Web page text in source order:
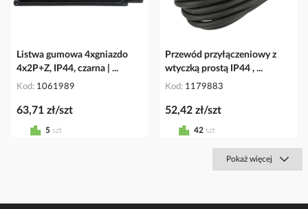
Listwa gumowa 4xgniazdo
4x2P+Z, IP44, czarna | ...
Kod 1061989
63,71 zł/szt
5 szt
Przewód przyłączeniowy z
wtyczką prostą IP44 , ...
Kod 1179883
52,42 zł/szt
42 szt
Pokaż więcej